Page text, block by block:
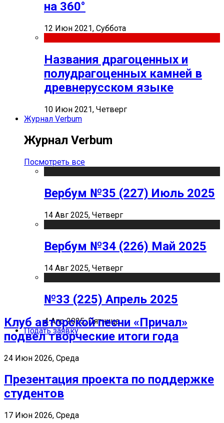
на 360°
12 Июн 2021, Суббота
Названия драгоценных и
полудрагоценных камней в
древнерусском языке
10 Июн 2021, Четверг
Журнал Verbum
Журнал Verbum
Посмотреть все
Вербум №35 (227) Июль 2025
14 Авг 2025, Четверг
Вербум №34 (226) Май 2025
14 Авг 2025, Четверг
№33 (225) Апрель 2025
4 Апр 2025, Пятница
Подать заявку
Клуб авторской песни «Причал»
подвел творческие итоги года
24 Июн 2026, Среда
Презентация проекта по поддержке
студентов
17 Июн 2026, Среда